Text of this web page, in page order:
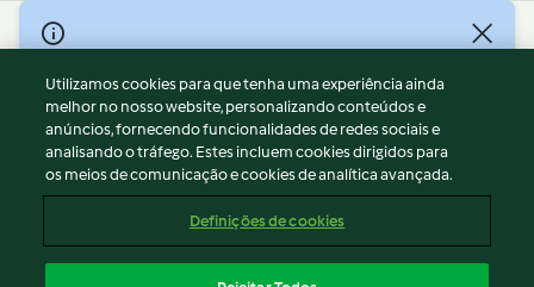
© Copyright 2026
Termos de Utilização
Aviso sobre Proteção de Dados
Aviso
Apoio legal
Conteúdo do relatório
Utilizamos cookies para que tenha uma experiência ainda
melhor no nosso website, personalizando conteúdos e
anúncios, fornecendo funcionalidades de redes sociais e
analisando o tráfego. Estes incluem cookies dirigidos para
os meios de comunicação e cookies de analítica avançada.
Definições de cookies